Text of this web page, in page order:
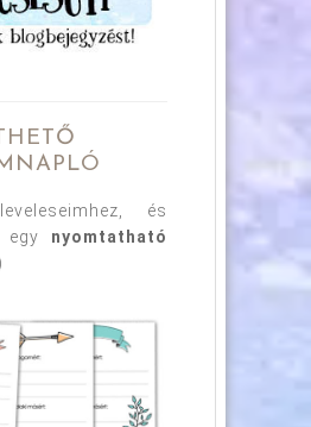
és
egy nyomtatható